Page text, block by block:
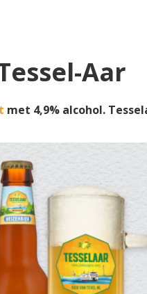
Aar
met 4,9% alcohol.